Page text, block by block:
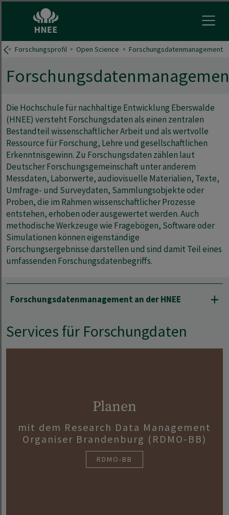
Forschungsprofil Open Science Forschungsdatenmanagement
Die Hochschule für nachhaltige Entwicklung Eberswalde
(HNEE) versteht Forschungsdaten als einen zentralen
Bestandteil wissenschaftlicher Arbeit und als wertvolle
Ressource für Forschung, Lehre und gesellschaftlichen
Erkenntnisgewinn. Zu Forschungsdaten zählen laut
Deutscher Forschungsgemeinschaft unter anderem
Messdaten, Laborwerte, audiovisuelle Materialien, Texte,
Umfrage- und Surveydaten, Sammlungsobjekte oder
Proben, die im Rahmen wissenschaftlicher Prozesse
entstehen, erhoben oder ausgewertet werden. Auch
methodische Werkzeuge wie Fragebögen, Software oder
Simulationen können eigenständige
Forschungsergebnisse darstellen und sind damit Teil eines
umfassenden Forschungsdatenbegriffs.
Forschungsdatenmanagement an der HNEE
Services für Forschungdaten
Planen
mit dem Research Data Management
Organiser Brandenburg (RDMO-BB)
RDMO-BB